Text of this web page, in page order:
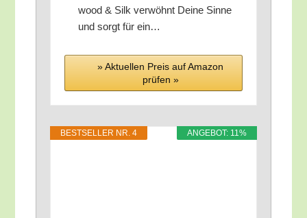
wood & Silk ver­wöhnt Dei­ne Sin­ne
und sorgt für ein…
» Aktu­el­len Preis auf Ama­zon
prü­fen »
ANGE­BOT: 11%
BEST­SEL­LER NR. 4